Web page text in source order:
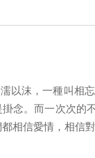
以沫，一種叫相
掛念。而一次次
相信愛情，相信